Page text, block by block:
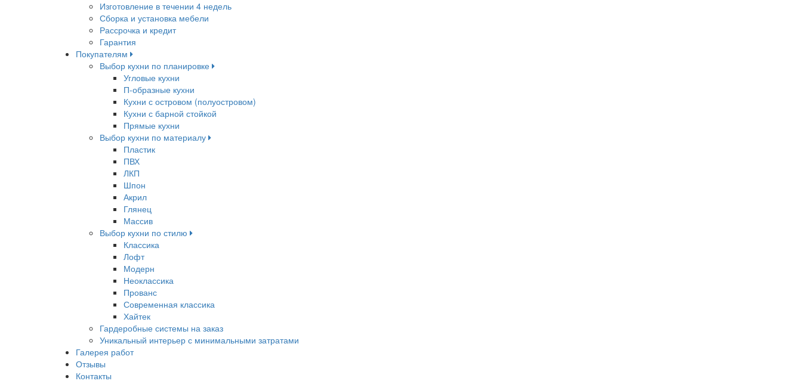
Изготовление в течении 4 недель
Сборка и установка мебели
Рассрочка и кредит
Гарантия
Покупателям
Выбор кухни по планировке
Угловые кухни
П-образные кухни
Кухни с островом (полуостровом)
Кухни с барной стойкой
Прямые кухни
Выбор кухни по материалу
Пластик
ПВХ
ЛКП
Шпон
Акрил
Глянец
Массив
Выбор кухни по стилю
Классика
Лофт
Модерн
Неоклассика
Прованс
Современная классика
Хайтек
Гардеробные системы на заказ
Уникальный интерьер с минимальными затратами
Галерея работ
Отзывы
Контакты